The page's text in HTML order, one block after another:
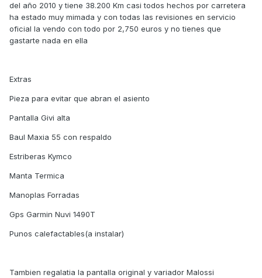
del año 2010 y tiene 38.200 Km casi todos hechos por carretera
ha estado muy mimada y con todas las revisiones en servicio
oficial la vendo con todo por 2,750 euros y no tienes que
gastarte nada en ella
Extras
Pieza para evitar que abran el asiento
Pantalla Givi alta
Baul Maxia 55 con respaldo
Estriberas Kymco
Manta Termica
Manoplas Forradas
Gps Garmin Nuvi 1490T
Punos calefactables(a instalar)
Tambien regalatia la pantalla original y variador Malossi